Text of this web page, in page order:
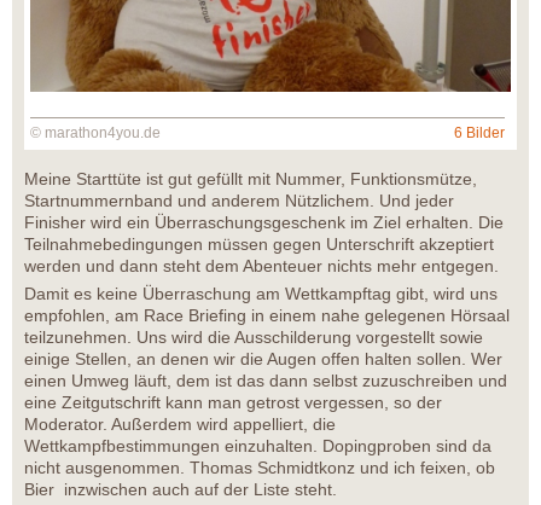
© marathon4you.de 6 Bilder
Meine Starttüte ist gut gefüllt mit Nummer, Funktionsmütze,
Startnummernband und anderem Nützlichem. Und jeder
Finisher wird ein Überraschungsgeschenk im Ziel erhalten. Die
Teilnahmebedingungen müssen gegen Unterschrift akzeptiert
werden und dann steht dem Abenteuer nichts mehr entgegen.
Damit es keine Überraschung am Wettkampftag gibt, wird uns
empfohlen, am Race Briefing in einem nahe gelegenen Hörsaal
teilzunehmen. Uns wird die Ausschilderung vorgestellt sowie
einige Stellen, an denen wir die Augen offen halten sollen. Wer
einen Umweg läuft, dem ist das dann selbst zuzuschreiben und
eine Zeitgutschrift kann man getrost vergessen, so der
Moderator. Außerdem wird appelliert, die
Wettkampfbestimmungen einzuhalten. Dopingproben sind da
nicht ausgenommen. Thomas Schmidtkonz und ich feixen, ob
Bier inzwischen auch auf der Liste steht.